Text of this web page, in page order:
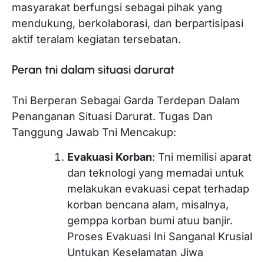
masyarakat berfungsi sebagai pihak yang
mendukung, berkolaborasi, dan berpartisipasi
aktif teralam kegiatan tersebatan.
Peran tni dalam situasi darurat
Tni Berperan Sebagai Garda Terdepan Dalam
Penanganan Situasi Darurat. Tugas Dan
Tanggung Jawab Tni Mencakup:
Evakuasi Korban: Tni memilisi aparat
dan teknologi yang memadai untuk
melakukan evakuasi cepat terhadap
korban bencana alam, misalnya,
gemppa korban bumi atuu banjir.
Proses Evakuasi Ini Sanganal Krusial
Untukan Keselamatan Jiwa